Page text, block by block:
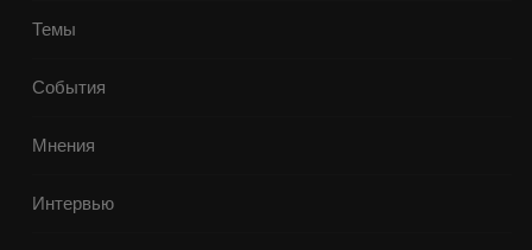
Темы
События
Мнения
Интервью